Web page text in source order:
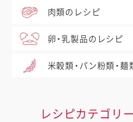
肉類のレシピ
卵・乳製品のレシピ
米穀類・パン粉類・
レシピカテゴリ